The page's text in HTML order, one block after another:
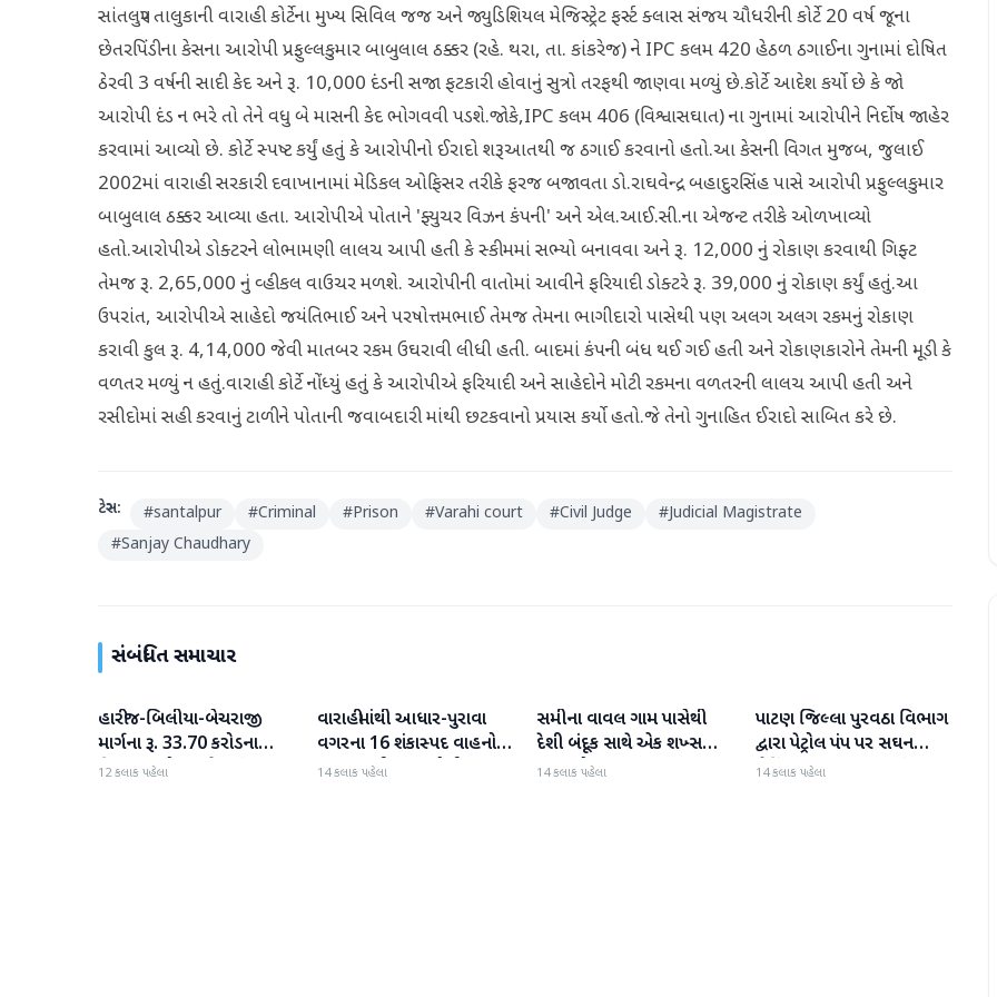
સાંતલપુર તાલુકાની વારાહી કોર્ટેના મુખ્ય સિવિલ જજ અને જ્યુડિશિયલ મેજિસ્ટ્રેટ ફર્સ્ટ ક્લાસ સંજય ચૌધરીની કોર્ટે 20 વર્ષ જૂના
છેતરપિંડીના કેસના આરોપી પ્રફુલ્લકુમાર બાબુલાલ ઠક્કર (રહે. થરા, તા. કાંકરેજ) ને IPC કલમ 420 હેઠળ ઠગાઈના ગુનામાં દોષિત
ઠેરવી 3 વર્ષની સાદી કેદ અને રૂ. 10,000 દંડની સજા ફટકારી હોવાનું સુત્રો તરફથી જાણવા મળ્યું છે.કોર્ટે આદેશ કર્યો છે કે જો
આરોપી દંડ ન ભરે તો તેને વધુ બે માસની કેદ ભોગવવી પડશે.જોકે,IPC કલમ 406 (વિશ્વાસઘાત) ના ગુનામાં આરોપીને નિર્દોષ જાહેર
કરવામાં આવ્યો છે. કોર્ટે સ્પષ્ટ કર્યું હતું કે આરોપીનો ઈરાદો શરૂઆતથી જ ઠગાઈ કરવાનો હતો.આ કેસની વિગત મુજબ, જુલાઈ
2002માં વારાહી સરકારી દવાખાનામાં મેડિકલ ઓફિસર તરીકે ફરજ બજાવતા ડો.રાઘવેન્દ્ર બહાદુરસિંહ પાસે આરોપી પ્રફુલ્લકુમાર
બાબુલાલ ઠક્કર આવ્યા હતા. આરોપીએ પોતાને 'ફ્યુચર વિઝન કંપની' અને એલ.આઈ.સી.ના એજન્ટ તરીકે ઓળખાવ્યો
હતો.આરોપીએ ડોક્ટરને લોભામણી લાલચ આપી હતી કે સ્કીમમાં સભ્યો બનાવવા અને રૂ. 12,000 નું રોકાણ કરવાથી ગિફ્ટ
તેમજ રૂ. 2,65,000 નું વ્હીકલ વાઉચર મળશે. આરોપીની વાતોમાં આવીને ફરિયાદી ડોક્ટરે રૂ. 39,000 નું રોકાણ કર્યું હતું.આ
ઉપરાંત, આરોપીએ સાહેદો જયંતિભાઈ અને પરષોત્તમભાઈ તેમજ તેમના ભાગીદારો પાસેથી પણ અલગ અલગ રકમનું રોકાણ
કરાવી કુલ રૂ. 4,14,000 જેવી માતબર રકમ ઉઘરાવી લીધી હતી. બાદમાં કંપની બંધ થઈ ગઈ હતી અને રોકાણકારોને તેમની મૂડી કે
વળતર મળ્યું ન હતું.વારાહી કોર્ટે નોંધ્યું હતું કે આરોપીએ ફરિયાદી અને સાહેદોને મોટી રકમના વળતરની લાલચ આપી હતી અને
રસીદોમાં સહી કરવાનું ટાળીને પોતાની જવાબદારી માંથી છટકવાનો પ્રયાસ કર્યો હતો.જે તેનો ગુનાહિત ઈરાદો સાબિત કરે છે.
ટેગ્સ: #santalpur #Criminal #Prison #Varahi court #Civil Judge #Judicial Magistrate
#Sanjay Chaudhary
સંબંધિત સમાચાર
પાટણ
હારીજ-બિલીયા-બેચરાજી
માર્ગના રૂ. 33.70 કરોડના
વિકાસ કામો પૂરજોશમાં
12 કલાક પહેલા
પાટણ
વારાહીમાંથી આધાર-પુરાવા
વગરના 16 શંકાસ્પદ વાહનો
જપ્ત કરતી LCB પોલીસ
14 કલાક પહેલા
પાટણ
સમીના વાવલ ગામ પાસેથી
દેશી બંદૂક સાથે એક શખ્સ
ઝડપાયો
14 કલાક પહેલા
પાટણ
પાટણ જિલ્લા પુરવઠા વિભાગ
દ્વારા પેટ્રોલ પંપ પર સઘન
ચેકિંગ સઘન હાથ ધરાયું
14 કલાક પહેલા